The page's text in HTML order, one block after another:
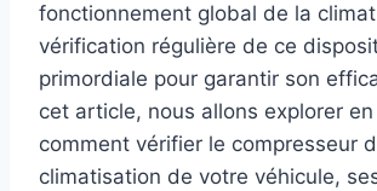
fonctionnement global de la
vérification régulière de ce
primordiale pour garantir son
cet article, nous allons explorer
comment vérifier le compresseur
climatisation de votre véhicule,